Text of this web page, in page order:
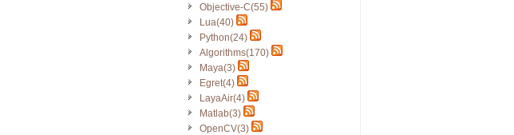
Objective-C(55)
Lua(40)
Python(24)
Algorithms(170)
Maya(3)
Egret(4)
LayaAir(4)
Matlab(3)
OpenCV(3)